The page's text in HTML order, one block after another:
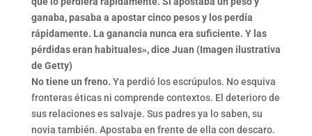
ganaba, pasaba a apostar cinco pesos y los perdía
rápidamente. La ganancia nunca era suficiente. Y las
pérdidas eran habituales», dice Juan (Imagen ilustrativa
de Getty)
No tiene un freno. Ya perdió los escrúpulos. No esquiva
fronteras éticas ni comprende contextos. El deterioro de
sus relaciones es salvaje. Sus padres ya lo saben, su
novia también. Apostaba en frente de ella con descaro.